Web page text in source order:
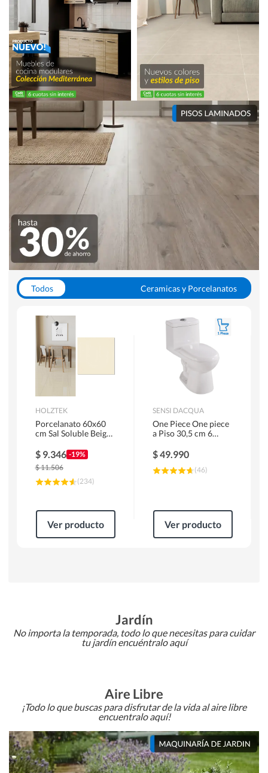
Todos
Ceramicas y Porcelanatos
WC y Sanitarios
Pisos Flotantes y Laminados
Pinturas
HOLZTEK
Porcelanato 60x60
cm Sal Soluble Beige
$ 9.346 -19%
$11.506
(234)
Ver producto
SENSI DACQUA
One Piece One piece
a Piso 30,5 cm 6
$49.990
(46)
Ver producto
Jardín
No importa la temporada, todo lo que necesitas para cuidar
tu jardín encuéntralo aquí
Aire Libre
¡Todo lo que buscas para disfrutar de la vida al aire libre
encuentralo aquí!